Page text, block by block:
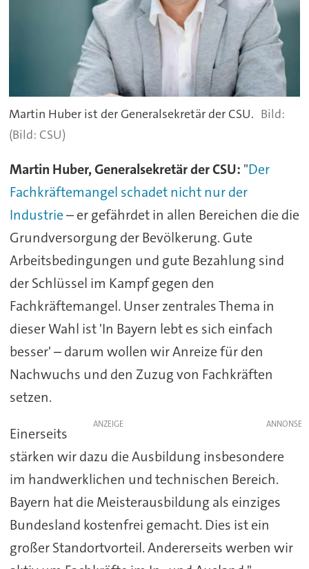
Martin Huber ist der Generalsekretär der CSU.
(Bild: CSU)
Martin Huber, Generalsekretär der CSU: "Der
Fachkräftemangel schadet nicht nur der
Industrie– er gefährdet in allen Bereichen die die
Grundversorgung der Bevölkerung. Gute
Arbeitsbedingungen und gute Bezahlung sind
der Schlüssel im Kampf gegen den
Fachkräftemangel. Unser zentrales Thema in
dieser Wahl ist 'In Bayern lebt es sich einfach
besser' – darum wollen wir Anreize für den
Nachwuchs und den Zuzug von Fachkräften
setzen.
ANZEIGE
Einerseits
stärken wir dazu die Ausbildung insbesondere
im handwerklichen und technischen Bereich.
Bayern hat die Meisterausbildung als einziges
Bundesland kostenfrei gemacht. Dies ist ein
großer Standortvorteil. Andererseits werben wir